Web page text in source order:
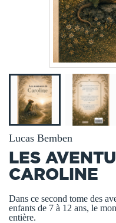
Lucas Bemben
LES
CAROLINE
Dans ce second tome des
enfants de 7 à 12 ans, le
entière.